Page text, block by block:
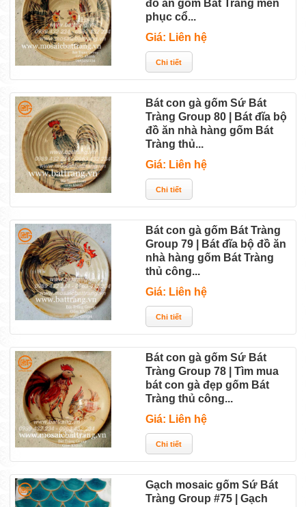
đồ ăn gốm Bát Tràng men
phục cổ...
Giá: Liên hệ
Bát con gà gốm Sứ Bát
Tràng Group 80 | Bát đĩa bộ
đồ ăn nhà hàng gốm Bát
Tràng thủ...
Giá: Liên hệ
Bát con gà gốm Bát Tràng
Group 79 | Bát đĩa bộ đồ ăn
nhà hàng gốm Bát Tràng
thủ công...
Giá: Liên hệ
Bát con gà gốm Sứ Bát
Tràng Group 78 | Tìm mua
bát con gà đẹp gốm Bát
Tràng thủ công...
Giá: Liên hệ
Gạch mosaic gốm Sứ Bát
Tràng Group #75 | Gạch